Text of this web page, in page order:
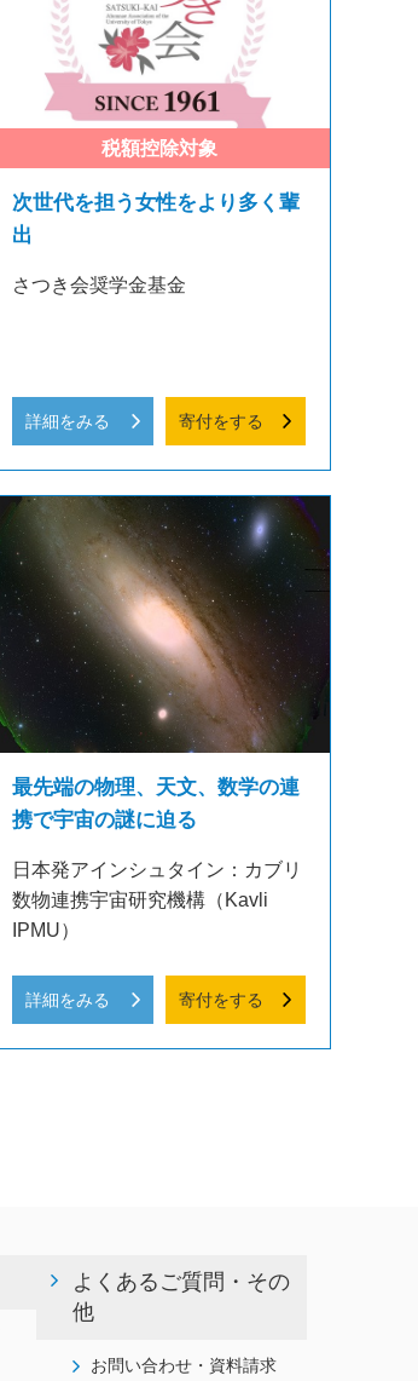
次世代を担う女性をより多く輩
出
さつき会奨学金基金
詳細をみる 寄付をする
最先端の物理、天文、数学の連
携で宇宙の謎に迫る
日本発アインシュタイン：カブリ
数物連携宇宙研究機構（Kavli
IPMU）
詳細をみる 寄付をする
よくあるご質問・その
他
お問い合わせ・資料請求